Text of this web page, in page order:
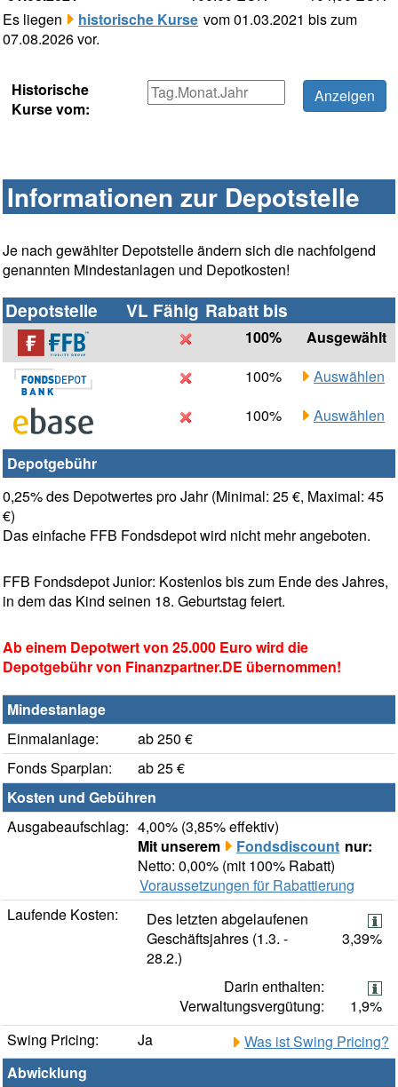
Es liegen
historische Kurse vom 01.03.2021 bis zum
07.08.2026 vor.
Historische
Kurse vom:
Informationen zur Depotstelle
Je nach gewählter Depotstelle ändern sich die nachfolgend
genannten Mindestanlagen und Depotkosten!
Depotstelle VL Fähig Rabatt bis
100%
Ausgewählt
100%
Auswählen
100%
Auswählen
Depotgebühr
0,25% des Depotwertes pro Jahr (Minimal: 25 €, Maximal: 45
€)
Das einfache FFB Fondsdepot wird nicht mehr angeboten.
FFB Fondsdepot Junior: Kostenlos bis zum Ende des Jahres,
in dem das Kind seinen 18. Geburtstag feiert.
Ab einem Depotwert von 25.000 Euro wird die
Depotgebühr von Finanzpartner.DE übernommen!
Mindestanlage
Einmalanlage:
ab 250 €
Fonds Sparplan:
ab 25 €
Kosten und Gebühren
Ausgabeaufschlag: 4,00% (3,85% effektiv)
Mit unserem
Fondsdiscount nur:
Netto: 0,00% (mit 100% Rabatt)
Voraussetzungen für Rabattierung
Laufende Kosten:
Des letzten abgelaufenen
Geschäftsjahres (1.3. -
28.2.)
3,39%
Darin enthalten:
Verwaltungsvergütung:
1,9%
Swing Pricing:
Ja
Was ist Swing Pricing?
Abwicklung